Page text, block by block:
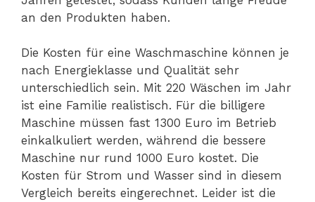
an den Produkten haben.
Die Kosten für eine Waschmaschine können je
nach Energieklasse und Qualität sehr
unterschiedlich sein. Mit 220 Wäschen im Jahr
ist eine Familie realistisch. Für die billigere
Maschine müssen fast 1300 Euro im Betrieb
einkalkuliert werden, während die bessere
Maschine nur rund 1000 Euro kostet. Die
Kosten für Strom und Wasser sind in diesem
Vergleich bereits eingerechnet. Leider ist die